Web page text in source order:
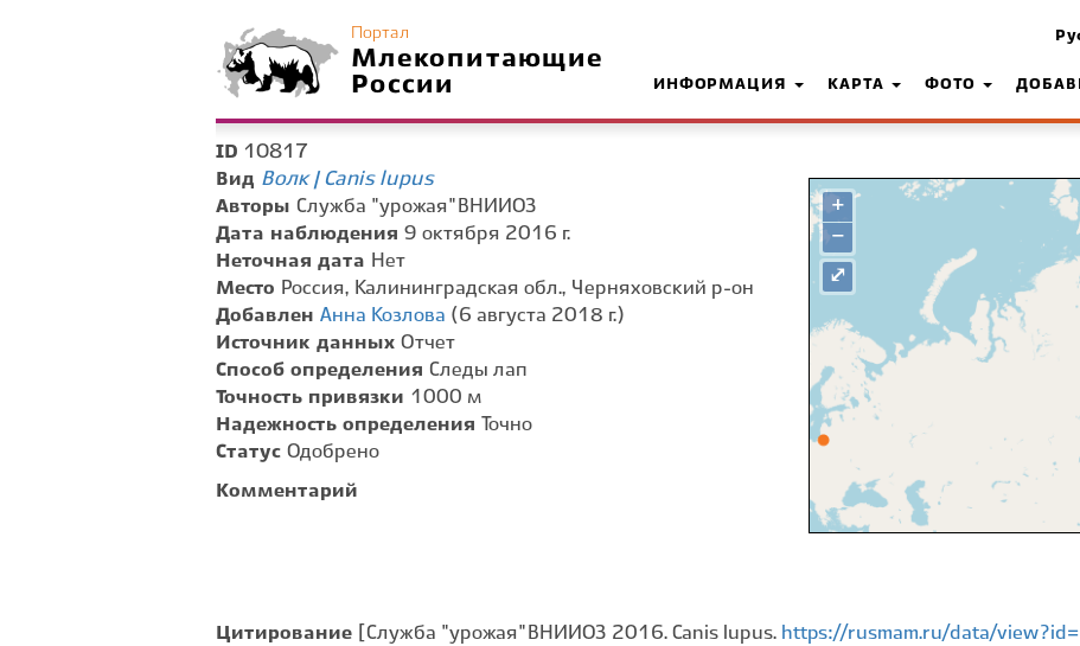
Портал
Млекопитающие
России
ИНФОРМАЦИЯ КАРТА ФОТО
ID 10817
Вид Волк | Canis lupus
Авторы Служба "урожая" ВНИИОЗ
Дата наблюдения 9 октября 2016 г.
Неточная дата Нет
Место Россия, Калининградская обл., Черняховский р-он
Добавлен Анна Козлова (6 августа 2018 г.)
Источник данных Отчет
Способ определения Следы лап
Точность привязки 1000 м
Надежность определения
Точно
Статус Одобрено
Комментарий
+
−
⤢
Цитирование [Служба "урожая" ВНИИОЗ 2016. Canis lupus. https://rusmam.ru/data/